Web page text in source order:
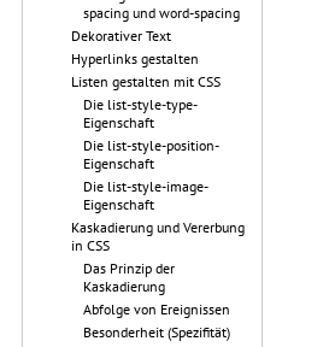
spacing und word-spacing
Dekorativer Text
Hyperlinks gestalten
Listen gestalten mit CSS
Die list-style-type-
Eigenschaft
Die list-style-position-
Eigenschaft
Die list-style-image-
Eigenschaft
Kaskadierung und Vererbung
in CSS
Das Prinzip der
Kaskadierung
Abfolge von Ereignissen
Besonderheit (Spezifität)